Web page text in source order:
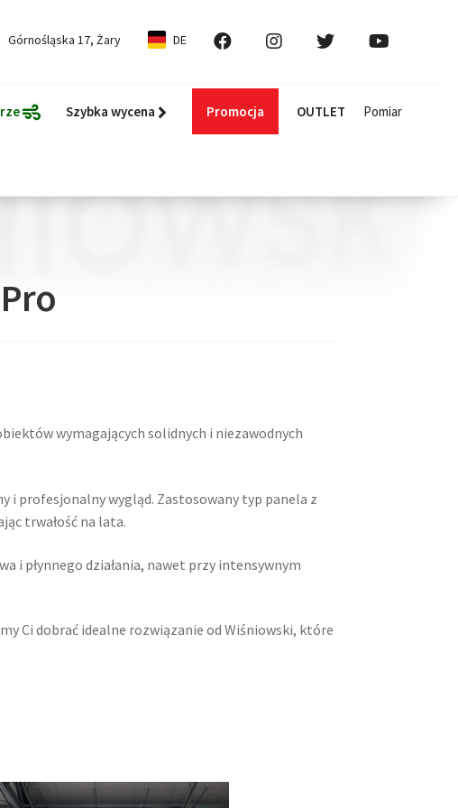
Górnośląska 17, Żary DE
Szybka wycena Promocja OUTLET Pomiar
wymagających solidnych i niezawodnych
i profesjonalny wygląd. Zastosowany typ panela z
trwałość na lata.
i płynnego działania, nawet przy intensywnym
Ci dobrać idealne rozwiązanie od Wiśniowski, które